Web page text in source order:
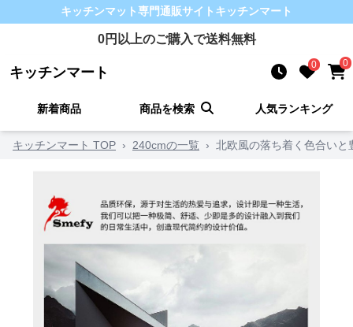
キッチンマット専門通販サイト キッチンマート
0円以上のご購入で送料無料
キッチンマート 0 0
新着商品 商品を検索 人気ランキング
キッチンマート TOP › 240cmの一覧 › 北欧風の落ち着く色合い